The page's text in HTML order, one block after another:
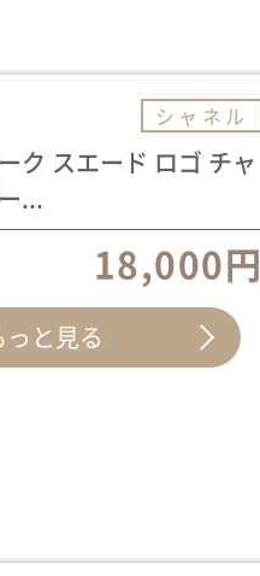
シャネル
ク スエード ロゴ チャ
...
18,000円
っと見る